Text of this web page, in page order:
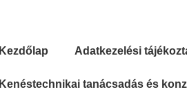
Kezdőlap Adatkezelési
Kenéstechnikai tanácsadás és